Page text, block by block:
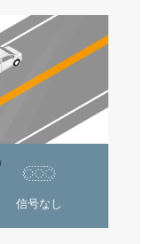
信号なし